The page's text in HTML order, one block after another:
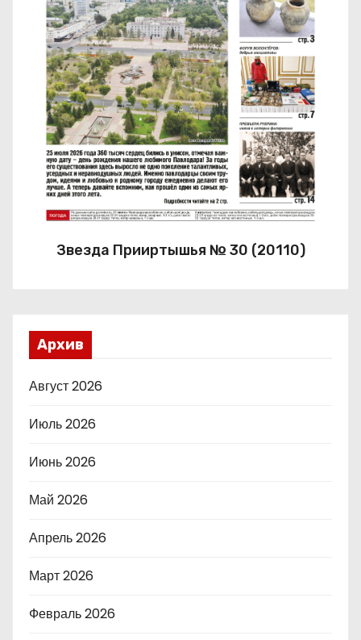
Звезда Прииртышья № 30 (20110)
Архив
Август 2026
Июль 2026
Июнь 2026
Май 2026
Апрель 2026
Март 2026
Февраль 2026